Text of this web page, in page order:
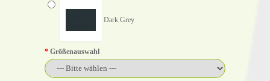
Dark Grey
Größenauswahl